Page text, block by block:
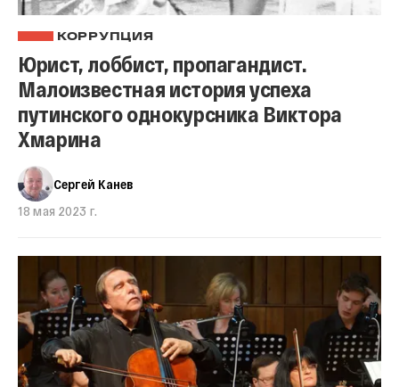
КОРРУПЦИЯ
Юрист, лоббист, пропагандист.
Малоизвестная история успеха
путинского однокурсника Виктора
Хмарина
Сергей Канев
18 мая 2023 г.